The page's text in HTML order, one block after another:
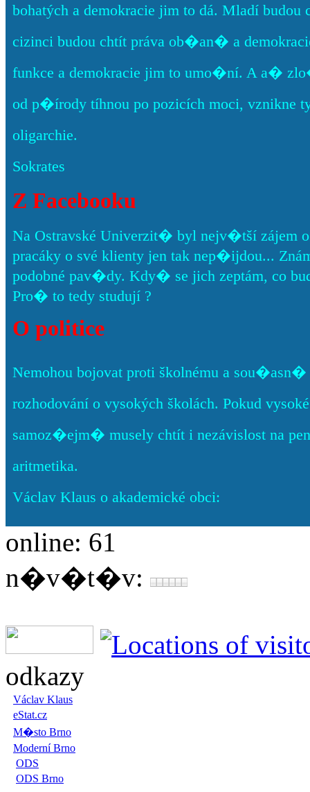
bohatých a demokracie jim to dá. Mladí
cizinci budou chtít práva ob�an� a
funkce a demokracie jim to umo�ní. A a�
od p�írody tíhnou po pozicích moci, vznikne
oligarchie.
Sokrates
Z Facebooku
Na Ostravské Univerzit� byl nejv�tší zájem
pracáky o své klienty jen tak nep�ijdou...
podobné pav�dy. Kdy� se jich zeptám, co
Pro� to tedy studují ?
O politice
Nemohou bojovat proti školnému a
rozhodování o vysokých školách. Pokud
samoz�ejm� musely chtít i nezávislost na
aritmetika.
Václav Klaus o akademické obci:
online: 61
n�v�t�v:
odkazy
Václav Klaus
eStat.cz
M�sto Brno
Moderní Brno
ODS
ODS Brno